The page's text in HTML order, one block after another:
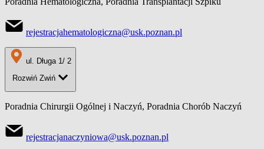
rejestracjahematologiczna@usk.poznan.pl
ul. Długa 1/ 2
Rozwiń Zwiń
Poradnia Chirurgii Ogólnej i Naczyń, Poradnia Chorób Naczyń
rejestracjanaczyniowa@usk.poznan.pl